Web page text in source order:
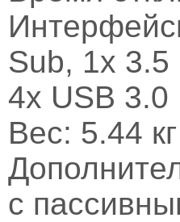
Sub, 1х
4x USB 3.0
Вес: 5.44 кг
с